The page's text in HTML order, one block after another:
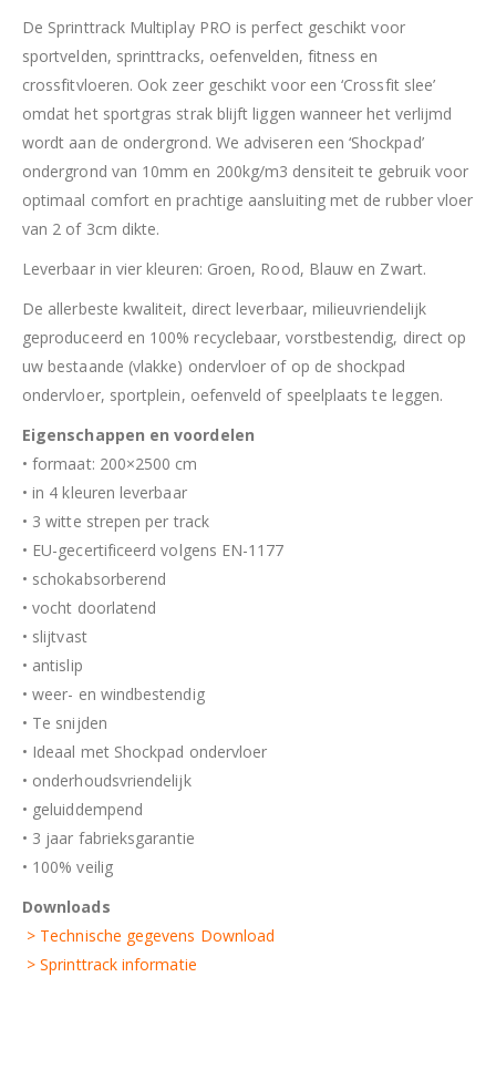
De Sprinttrack Multiplay PRO is perfect geschikt voor
sportvelden, sprinttracks, oefenvelden, fitness en
crossfitvloeren. Ook zeer geschikt voor een ‘Crossfit slee’
omdat het sportgras strak blijft liggen wanneer het verlijmd
wordt aan de ondergrond. We adviseren een ‘Shockpad’
ondergrond van 10mm en 200kg/m3 densiteit te gebruik voor
optimaal comfort en prachtige aansluiting met de rubber vloer
van 2 of 3cm dikte.
Leverbaar in vier kleuren: Groen, Rood, Blauw en Zwart.
De allerbeste kwaliteit, direct leverbaar, milieuvriendelijk
geproduceerd en 100% recyclebaar, vorstbestendig, direct op
uw bestaande (vlakke) ondervloer of op de shockpad
ondervloer, sportplein, oefenveld of speelplaats te leggen.
Eigenschappen en voordelen
• formaat: 200×2500 cm
• in 4 kleuren leverbaar
• 3 witte strepen per track
• EU-gecertificeerd volgens EN-1177
• schokabsorberend
• vocht doorlatend
• slijtvast
• antislip
• weer- en windbestendig
• Te snijden
• Ideaal met Shockpad ondervloer
• onderhoudsvriendelijk
• geluiddempend
• 3 jaar fabrieksgarantie
• 100% veilig
Downloads
> Technische gegevens Download
> Sprinttrack informatie